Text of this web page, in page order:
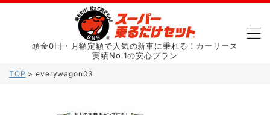
頭金0円・月額定額で人気の新車に乗れる！カーリース
実績No.1の安心プラン
TOP >everywagon03